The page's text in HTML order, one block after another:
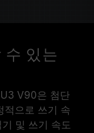
수 있는
U3 V90은 첨단
적으로 쓰기 속
및 쓰기 속도